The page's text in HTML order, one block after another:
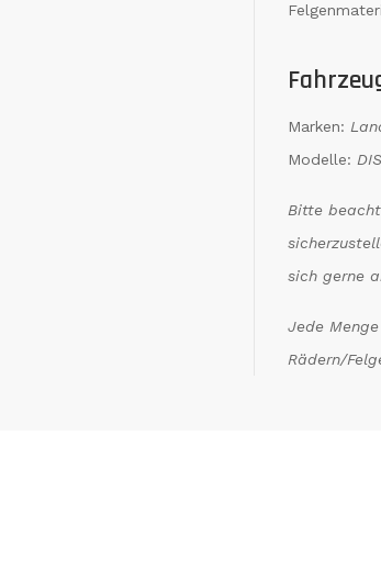
Marken:
Modelle:
Bitte
sich gerne
Jede
Rädern/